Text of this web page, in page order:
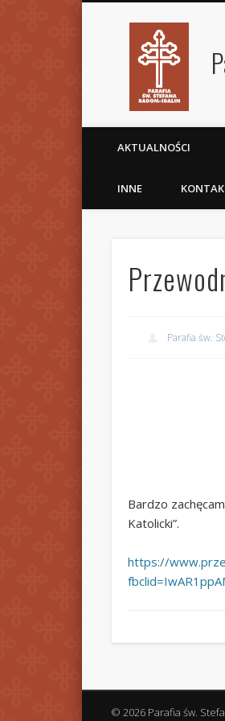
AKTUALNOŚCI
INNE
Parafia św.
Bardzo
Katolicki”.
https://
© 2026 Parafia św.